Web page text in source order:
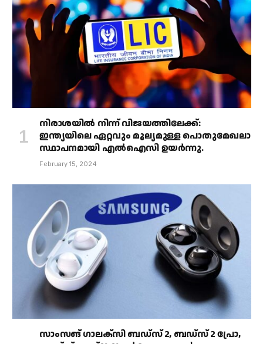
നിരാശയിൽ നിന്ന് വിജയത്തിലേക്ക്:
ഇന്ത്യയിലെ ഏറ്റവും മൂല്യമുള്ള പൊതുമേഖലാ
സ്ഥാപനമായി എൽഐസി ഉയർന്നു.
February 15, 2024
സാംസങ് ഗാലക്‌സി ബഡ്‌സ് 2, ബഡ്‌സ് 2 പ്രോ,